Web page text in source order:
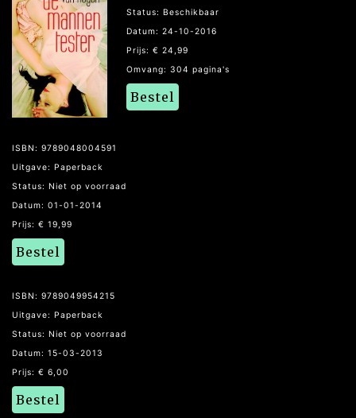
Status: Beschikbaar
Datum: 24-10-2016
Prijs: € 24,99
Omvang: 304 pagina's
Bestel
ISBN: 9789048004591
Uitgave: Paperback
Status: Niet op voorraad
Datum: 01-01-2014
Prijs: € 19,99
Bestel
ISBN: 9789049954215
Uitgave: Paperback
Status: Niet op voorraad
Datum: 15-03-2013
Prijs: € 6,00
Bestel